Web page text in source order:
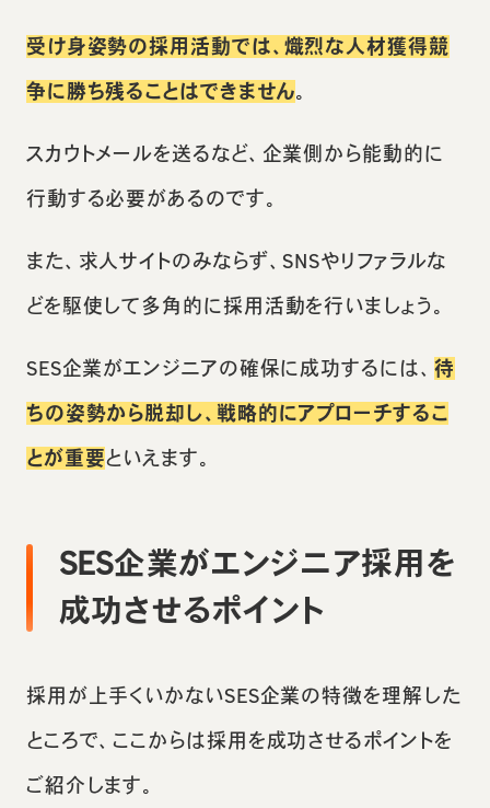
受け身姿勢の採用活動では、熾烈な人材獲得競
争に勝ち残ることはできません。
スカウトメールを送るなど、企業側から能動的に
行動する必要があるのです。
また、求人サイトのみならず、SNSやリファラルな
どを駆使して多角的に採用活動を行いましょう。
SES企業がエンジニアの確保に成功するには、 待
ちの姿勢から脱却し、戦略的にアプローチするこ
とが重要といえます。
SES企業がエンジニア採用を
成功させるポイント
採用が上手くいかないSES企業の特徴を理解した
ところで、ここからは採用を成功させるポイントを
ご紹介します。